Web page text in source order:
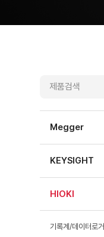
Megger
KEYSIGHT
HIOKI
기록계/데이터로거